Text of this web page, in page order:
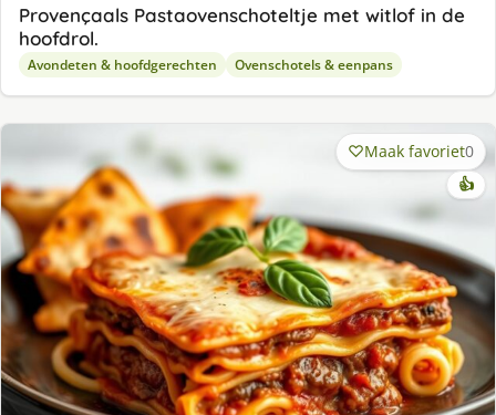
Provençaals Pastaovenschoteltje met witlof in de
hoofdrol.
Avondeten & hoofdgerechten Ovenschotels & eenpans
Maak favoriet0
👍